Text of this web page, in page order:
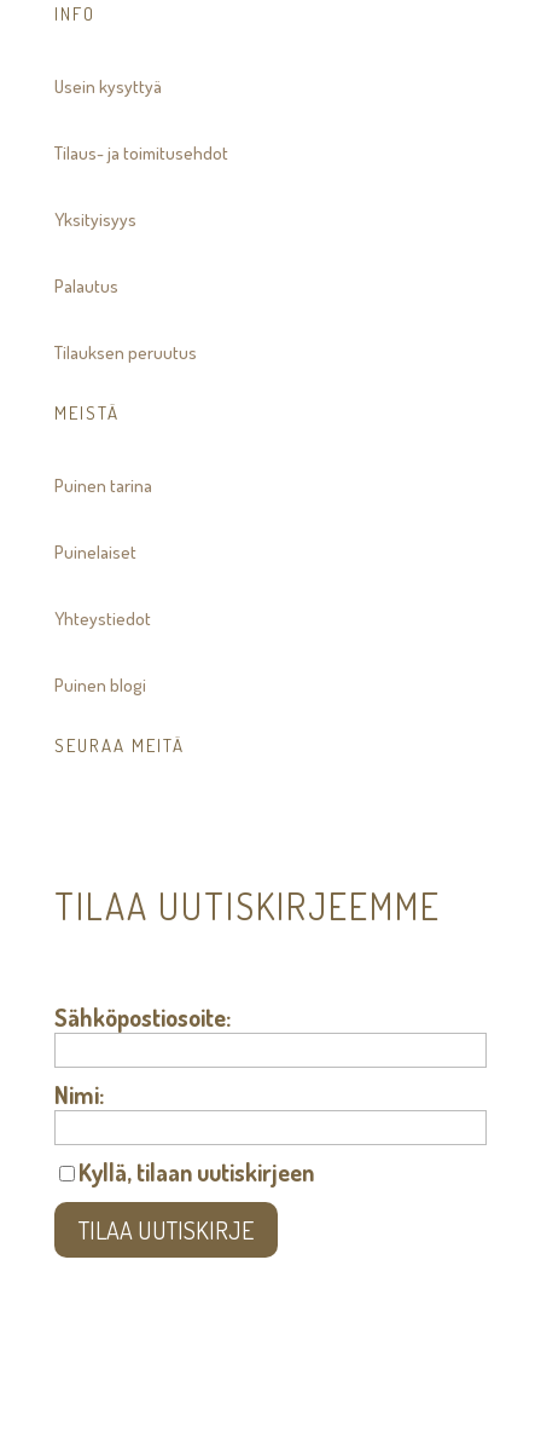
INFO
Usein kysyttyä
Tilaus- ja toimitusehdot
Yksityisyys
Palautus
Tilauksen peruutus
MEISTÄ
Puinen tarina
Puinelaiset
Yhteystiedot
Puinen blogi
SEURAA MEITÄ
TILAA UUTISKIRJEEMME
Sähköpostiosoite:
Nimi:
Kyllä, tilaan uutiskirjeen